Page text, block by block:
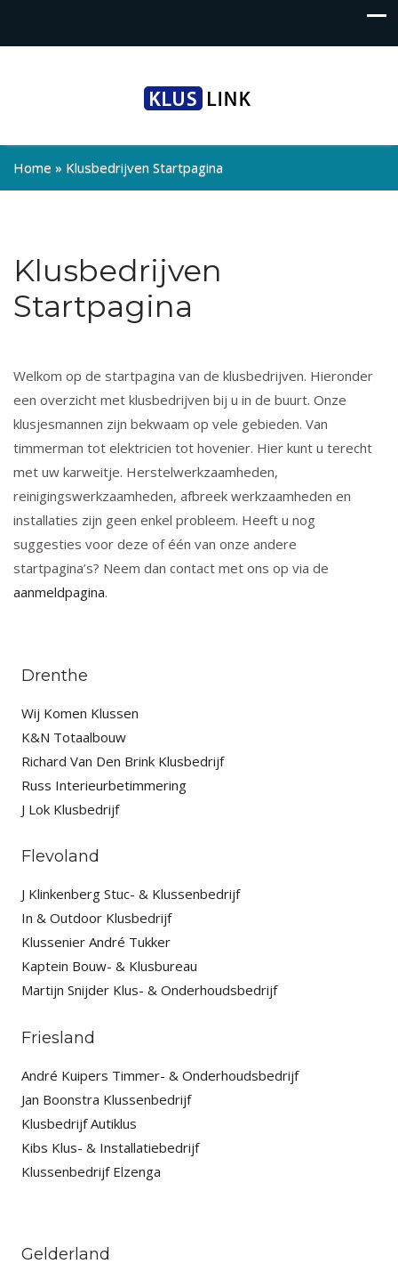
Home » Klusbedrijven Startpagina
Klusbedrijven
Startpagina
Welkom op de startpagina van de klusbedrijven. Hieronder
een overzicht met klusbedrijven bij u in de buurt. Onze
klusjesmannen zijn bekwaam op vele gebieden. Van
timmerman tot elektricien tot hovenier. Hier kunt u terecht
met uw karweitje. Herstelwerkzaamheden,
reinigingswerkzaamheden, afbreek werkzaamheden en
installaties zijn geen enkel probleem. Heeft u nog
suggesties voor deze of één van onze andere
startpagina’s? Neem dan contact met ons op via de
aanmeldpagina.
Drenthe
Wij Komen Klussen
K&N Totaalbouw
Richard Van Den Brink Klusbedrijf
Russ Interieurbetimmering
J Lok Klusbedrijf
Flevoland
J Klinkenberg Stuc- & Klussenbedrijf
In & Outdoor Klusbedrijf
Klussenier André Tukker
Kaptein Bouw- & Klusbureau
Martijn Snijder Klus- & Onderhoudsbedrijf
Friesland
André Kuipers Timmer- & Onderhoudsbedrijf
Jan Boonstra Klussenbedrijf
Klusbedrijf Autiklus
Kibs Klus- & Installatiebedrijf
Klussenbedrijf Elzenga
Gelderland